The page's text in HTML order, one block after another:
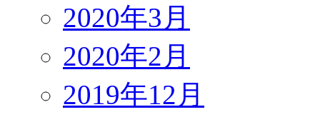
2020年3月
2020年2月
2019年12月